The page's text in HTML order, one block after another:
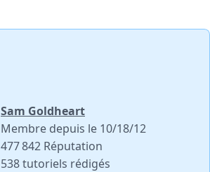
Sam Goldheart
Membre depuis le 10/18/12
477 842 Réputation
538 tutoriels rédigés